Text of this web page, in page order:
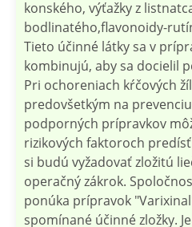
konského, výťažky z
bodlinatého,flavonoidy-
Tieto účinné látky sa v
kombinujú, aby sa docielil
Pri ochoreniach kŕčových
predovšetkým na
podporných prípravkov
rizikových faktoroch
si budú vyžadovať zložitú
operačný zákrok.
ponúka prípravok
spomínané účinné zložky.